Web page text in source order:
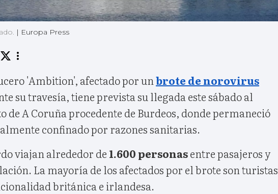
| Europa Press
'Ambition', afectado por un brote de norovirus
su travesía, tiene prevista su llegada este sábado al
de A Coruña procedente de Burdeos, donde permaneció
confinado por razones sanitarias.
viajan alrededor de 1.600 personasentre pasajeros y
La mayoría de los afectados por el brote son turistas
británica e irlandesa.